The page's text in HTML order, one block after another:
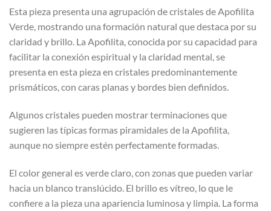
Esta pieza presenta una agrupación de cristales de Apofilita
Verde, mostrando una formación natural que destaca por su
claridad y brillo. La Apofilita, conocida por su capacidad para
facilitar la conexión espiritual y la claridad mental, se
presenta en esta pieza en cristales predominantemente
prismáticos, con caras planas y bordes bien definidos.
Algunos cristales pueden mostrar terminaciones que
sugieren las típicas formas piramidales de la Apofilita,
aunque no siempre estén perfectamente formadas.
El color general es verde claro, con zonas que pueden variar
hacia un blanco translúcido. El brillo es vítreo, lo que le
confiere a la pieza una apariencia luminosa y limpia. La forma